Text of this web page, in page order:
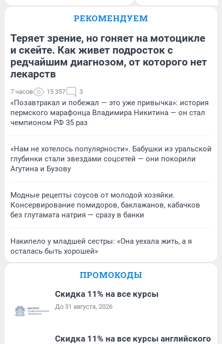
РЕКОМЕНДУЕМ
Теряет зрение, но гоняет на мотоцикле
и скейте. Как живет подросток с
редчайшим диагнозом, от которого нет
лекарств
7 часов 15 357 3
«Позавтракал и побежал — это уже привычка»: история
пермского марафонца Владимира Никитина — он стал
чемпионом РФ 35 раз
«Нам не хотелось популярности». Бабушки из уральской
глубинки стали звездами соцсетей — они покорили
Агутина и Бузову
Модные рецепты соусов от молодой хозяйки.
Консервирование помидоров, баклажанов, кабачков
без глутамата натрия — сразу в банки
Накипело у младшей сестры: «Она уехала жить, а я
осталась быть хорошей»
ПРОМОКОДЫ
Скидка 11% на все курсы
До 31 августа, 2026
Скидка 11% на все курсы английского